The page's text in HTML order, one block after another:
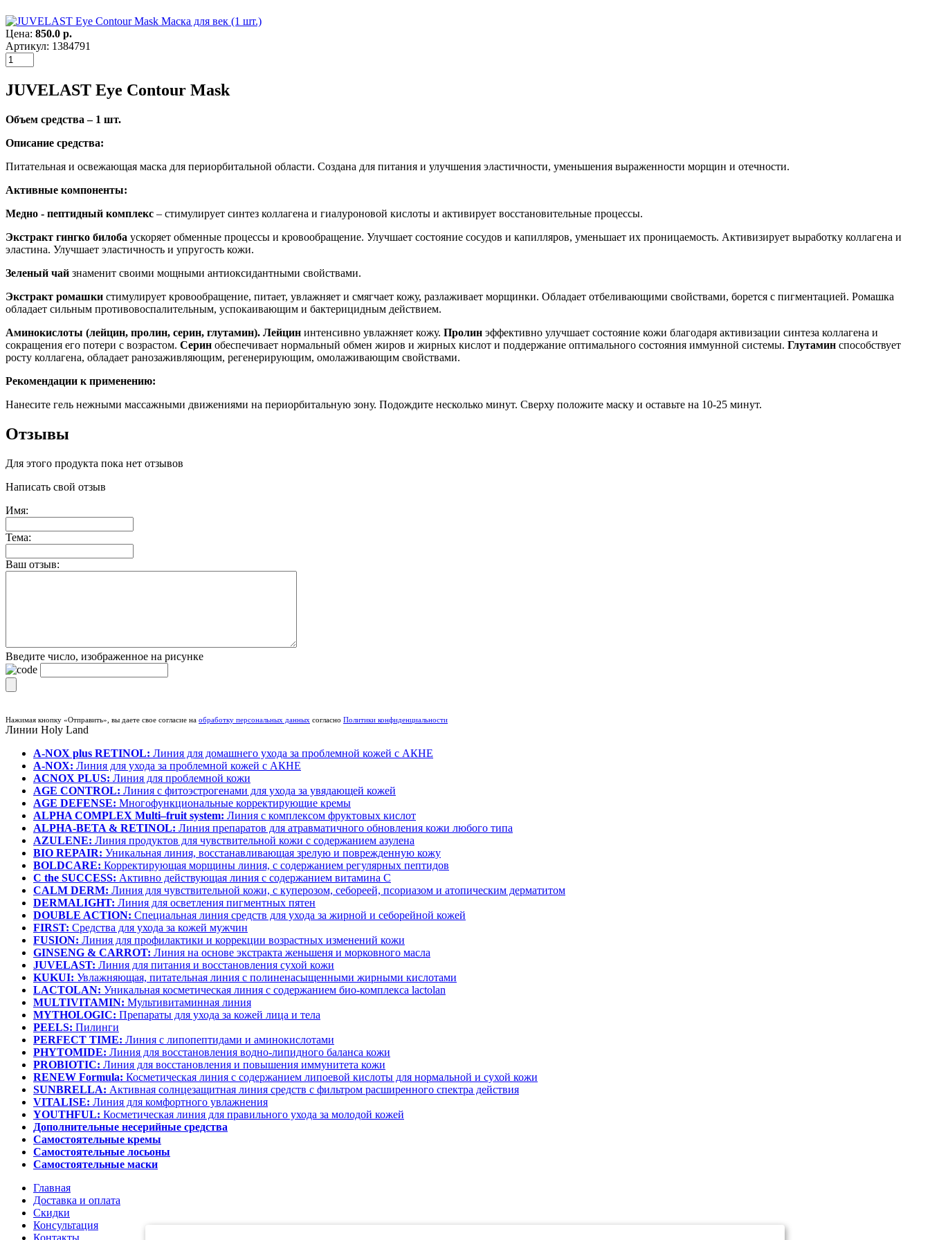
Цена: 850.0 р.
Артикул: 1384791
JUVELAST Eye Contour Mask
Объем средства – 1 шт.
Описание средства:
Питательная и освежающая маска для периорбитальной области. Создана для питания и улучшения эластичности, уменьшения выраженности морщин и отечности.
Активные компоненты:
Медно - пептидный комплекс – стимулирует синтез коллагена и гиалуроновой кислоты и активирует восстановительные процессы.
Экстракт гингко билоба ускоряет обменные процессы и кровообращение. Улучшает состояние сосудов и капилляров, уменьшает их проницаемость. Активизирует выработку коллагена и
эластина. Улучшает эластичность и упругость кожи.
Зеленый чай знаменит своими мощными антиоксидантными свойствами.
Экстракт ромашки стимулирует кровообращение, питает, увлажняет и смягчает кожу, разлаживает морщинки. Обладает отбеливающими свойствами, борется с пигментацией. Ромашка
обладает сильным противовоспалительным, успокаивающим и бактерицидным действием.
Аминокислоты (лейцин, пролин, серин, глутамин). Лейцин интенсивно увлажняет кожу. Пролин эффективно улучшает состояние кожи благодаря активизации синтеза коллагена и
сокращения его потери с возрастом. Серин обеспечивает нормальный обмен жиров и жирных кислот и поддержание оптимального состояния иммунной системы. Глутамин способствует
росту коллагена, обладает ранозаживляющим, регенерирующим, омолаживающим свойствами.
Рекомендации к применению:
Нанесите гель нежными массажными движениями на периорбитальную зону. Подождите несколько минут. Сверху положите маску и оставьте на 10-25 минут.
Отзывы
Для этого продукта пока нет отзывов
Написать свой отзыв
Имя:
Тема:
Ваш отзыв:
Введите число, изображенное на рисунке
Нажимая кнопку «Отправить», вы даете свое согласие на обработку персональных данных согласно Политики конфиденциальности
Линии Holy Land
A-NOX plus RETINOL: Линия для домашнего ухода за проблемной кожей с АКНЕ
A-NOX: Линия для ухода за проблемной кожей с АКНЕ
ACNOX PLUS: Линия для проблемной кожи
AGE CONTROL: Линия с фитоэстрогенами для ухода за увядающей кожей
AGE DEFENSE: Многофункциональные корректирующие кремы
ALPHA COMPLEX Multi–fruit system: Линия с комплексом фруктовых кислот
ALPHA-BETA & RETINOL: Линия препаратов для атравматичного обновления кожи любого типа
AZULENE: Линия продуктов для чувствительной кожи с содержанием азулена
BIO REPAIR: Уникальная линия, восстанавливающая зрелую и поврежденную кожу
BOLDCARE: Корректирующая морщины линия, с содержанием регулярных пептидов
C the SUCCESS: Активно действующая линия с содержанием витамина С
CALM DERM: Линия для чувствительной кожи, с куперозом, себореей, псориазом и атопическим дерматитом
DERMALIGHT: Линия для осветления пигментных пятен
DOUBLE ACTION: Специальная линия средств для ухода за жирной и себорейной кожей
FIRST: Средства для ухода за кожей мужчин
FUSION: Линия для профилактики и коррекции возрастных изменений кожи
GINSENG & CARROT: Линия на основе экстракта женьшеня и морковного масла
JUVELAST: Линия для питания и восстановления сухой кожи
KUKUI: Увлажняющая, питательная линия с полиненасыщенными жирными кислотами
LACTOLAN: Уникальная косметическая линия с содержанием био-комплекса lactolan
MULTIVITAMIN: Мультивитаминная линия
MYTHOLOGIC: Препараты для ухода за кожей лица и тела
PEELS: Пилинги
PERFECT TIME: Линия с липопептидами и аминокислотами
PHYTOMIDE: Линия для восстановления водно-липидного баланса кожи
PROBIOTIC: Линия для восстановления и повышения иммунитета кожи
RENEW Formula: Косметическая линия с содержанием липоевой кислоты для нормальной и сухой кожи
SUNBRELLA: Активная солнцезащитная линия средств с фильтром расширенного спектра действия
VITALISE: Линия для комфортного увлажнения
YOUTHFUL: Косметическая линия для правильного ухода за молодой кожей
Дополнительные несерийные средства
Самостоятельные кремы
Самостоятельные лосьоны
Самостоятельные маски
Главная
Доставка и оплата
Скидки
Консультация
Контакты